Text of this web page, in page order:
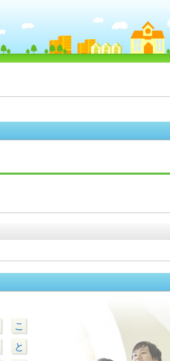
こ
と